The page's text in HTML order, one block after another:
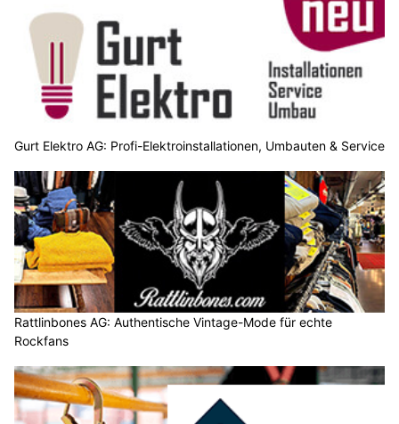
Gurt Elektro AG: Profi-Elektroinstallationen, Umbauten & Service
Rattlinbones AG: Authentische Vintage-Mode für echte
Rockfans